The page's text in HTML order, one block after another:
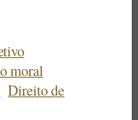
moral
Direito de